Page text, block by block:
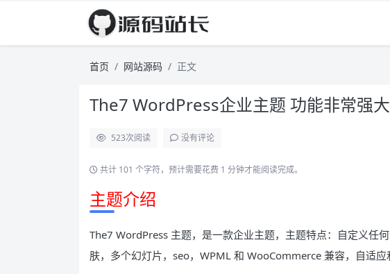
首页 网站源码 正文
The7 WordPress企业主题 功能非常强
523次阅读 没有评论
共计 101 个字符，预计需要花费 1 分钟才能阅读完成。
主题介绍
The7 WordPress 主题，是一款企业主题，主题特点：自定义任
肤，多个幻灯片，seo，WPML 和 WooCommerce 兼容，自适应